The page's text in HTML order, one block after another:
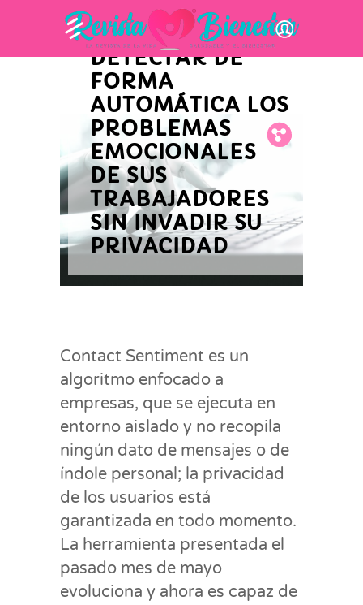
Fb.
Tw.
Pin.
PERMITE A LAS
EMPRESAS
DETECTAR DE
FORMA
AUTOMÁTICA LOS
PROBLEMAS
EMOCIONALES
DE SUS
TRABAJADORES
SIN INVADIR SU
PRIVACIDAD
Contact Sentiment es un
algoritmo enfocado a
empresas, que se ejecuta en
entorno aislado y no recopila
ningún dato de mensajes o de
índole personal; la privacidad
de los usuarios está
garantizada en todo momento.
La herramienta presentada el
pasado mes de mayo
evoluciona y ahora es capaz de